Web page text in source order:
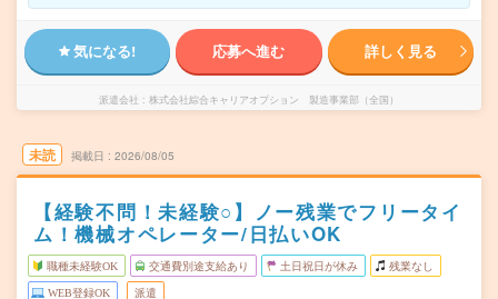
気になる! 応募へ進む 詳しく見る
派遣会社 株式会社綜合キャリアオプション 製造事業部（全国）
未読 掲載日 2026/08/05
【経験不問！未経験○】ノー残業でフリータイ
ム！機械オペレーター/日払いOK
職種未経験OK 交通費別途支給あり 土日祝日が休み 残業なし
WEB登録OK 派遣